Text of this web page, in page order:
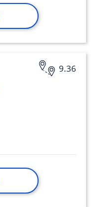
9.36